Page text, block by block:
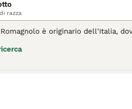
razza
è originario dell'Italia,
acuto e sono quindi spesso